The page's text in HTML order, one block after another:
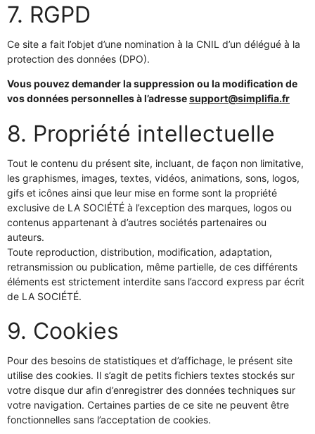
7. RGPD
Ce site a fait l’objet d’une nomination à la CNIL d’un délégué à la
protection des données (DPO).
Vous pouvez demander la suppression ou la modification de
vos données personnelles à l’adressesupport@simplifia.fr
8. Propriété intellectuelle
Tout le contenu du présent site, incluant, de façon non limitative,
les graphismes, images, textes, vidéos, animations, sons, logos,
gifs et icônes ainsi que leur mise en forme sont la propriété
exclusive de LA SOCIÉTÉ à l’exception des marques, logos ou
contenus appartenant à d’autres sociétés partenaires ou
auteurs.
Toute reproduction, distribution, modification, adaptation,
retransmission ou publication, même partielle, de ces différents
éléments est strictement interdite sans l’accord express par écrit
de LA SOCIÉTÉ.
9. Cookies
Pour des besoins de statistiques et d’affichage, le présent site
utilise des cookies. Il s’agit de petits fichiers textes stockés sur
votre disque dur afin d’enregistrer des données techniques sur
votre navigation. Certaines parties de ce site ne peuvent être
fonctionnelles sans l’acceptation de cookies.